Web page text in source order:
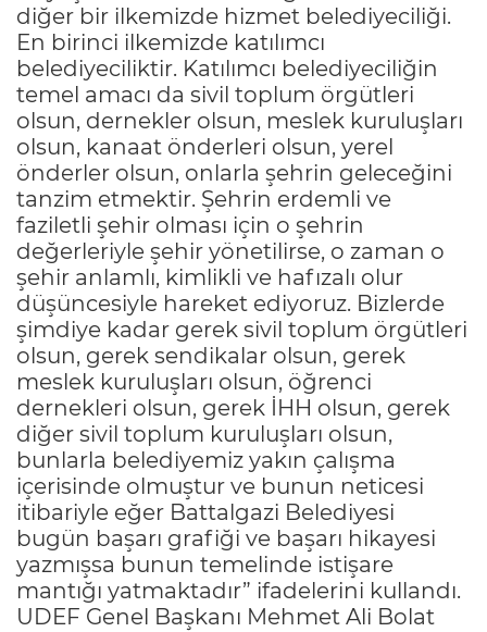
diğer bir ilkemizde hizmet belediyeciliği.
En birinci ilkemizde katılımcı
belediyeciliktir. Katılımcı belediyeciliğin
temel amacı da sivil toplum örgütleri
olsun, dernekler olsun, meslek kuruluşları
olsun, kanaat önderleri olsun, yerel
önderler olsun, onlarla şehrin geleceğini
tanzim etmektir. Şehrin erdemli ve
faziletli şehir olması için o şehrin
değerleriyle şehir yönetilirse, o zaman o
şehir anlamlı, kimlikli ve hafızalı olur
düşüncesiyle hareket ediyoruz. Bizlerde
şimdiye kadar gerek sivil toplum örgütleri
olsun, gerek sendikalar olsun, gerek
meslek kuruluşları olsun, öğrenci
dernekleri olsun, gerek İHH olsun, gerek
diğer sivil toplum kuruluşları olsun,
bunlarla belediyemiz yakın çalışma
içerisinde olmuştur ve bunun neticesi
itibariyle eğer Battalgazi Belediyesi
bugün başarı grafiği ve başarı hikayesi
yazmışsa bunun temelinde istişare
mantığı yatmaktadır” ifadelerini kullandı.
UDEF Genel Başkanı Mehmet Ali Bolat